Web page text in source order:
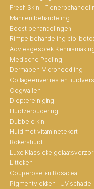
Fresh Skin –
Mannen behandeling
Boost behandelingen
Rimpelbehandeling bio-
Adviesgesprek
Medische Peeling
Dermapen Microneedling
Collageenverlies en
Oogwallen
Dieptereiniging
Huidveroudering
Dubbele kin
Huid met vitaminetekort
Rokershuid
Luxe Klassieke
Litteken
Couperose en Rosacea
Pigmentvlekken I UV schade